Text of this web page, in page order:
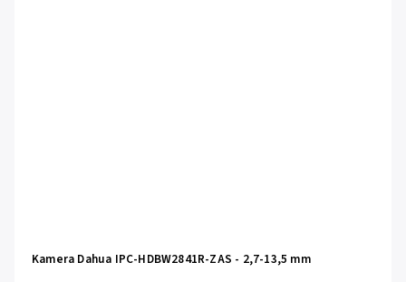
Kamera Dahua IPC-HDBW2841R-ZAS - 2,7-13,5 mm